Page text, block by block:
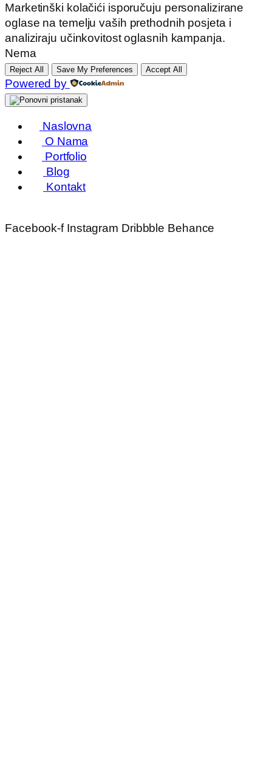
Marketinški kolačići isporučuju personalizirane
oglase na temelju vaših prethodnih posjeta i
analiziraju učinkovitost oglasnih kampanja.
Nema
Reject All Save My Preferences Accept All
Powered by
Naslovna
O Nama
Portfolio
Blog
Kontakt
Facebook-f Instagram Dribbble Behance